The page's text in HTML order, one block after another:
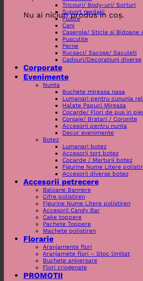
Nu ai niciun produs în coș.
Tricouri/ Body-uri/ Sorturi
Suport medalii
Puzzle
Cani
Caserole/ Sticle si Bidoane
Pusculite
Perne
Rucsaci/ Sacose/ Saculeti
Cadouri/Decoratiuni diverse
Corporate
Evenimente
Nunta
Buchete mireasa nasa
Lumanari pentru cununia
Halate Papuci Mireasa
Cocarde/ Flori de pus in
Corsaje/ Bratari / Coronite
Accesorii pentru nunta
Decor evenimente
Botez
Lumanari botez
Accesorii tort botez
Cocarde / Marturii botez
Figurine Nume Litere
Accesorii diverse botez
Accesorii petrecere
Baloane Bannere
Cifre polistiren
Figurine Nume Litere polistiren
Accesorii Candy Bar
Cake toppere
Pachete Toppere
Machete polistiren
Florarie
Aranjamente flori
Aranjamete flori – Stoc limitat
Buchete aniversare
Flori criogenate
PROMOTII